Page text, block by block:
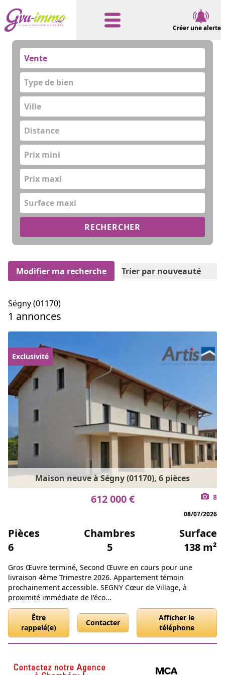
Créer une alerte
Vente
Type de bien
Distance
Prix mini
Prix maxi
Surface maxi
RECHERCHER
Modifier ma recherche Trier par nouveauté
Ségny (01170)
1 annonces
Maison neuve à Ségny (01170), 6 pièces
Exclusivité
612 000 € 8
08/07/2026
Pièces
6
Chambres
5
Surface
138 m²
Gros Œuvre terminé, Second Œuvre en cours pour une
livraison 4ème Trimestre 2026. Appartement témoin
prochainement accessible. SEGNY Cœur de Village, à
proximité immédiate de l'éco...
Être
rappelé(e)
Contacter
Afficher le
téléphone